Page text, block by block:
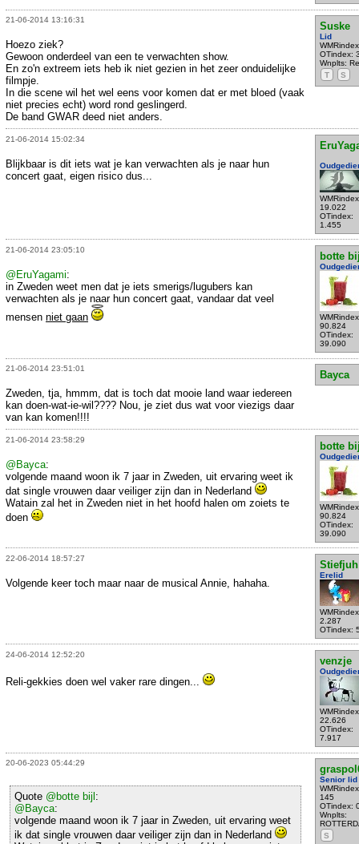
21-06-2014 13:16:31
Suske
Lid
OTindex:
Wnplts:
T
S
Hoezo ziek?
Gewoon onderdeel van een te verwachten show.
En zo'n extreem iets heb ik niet gezien in het zeer onduidelijke
filmpje.
In die scene wil het wel eens voor komen dat er met bloed (vaak
niet precies echt) word rond geslingerd.
De band GWAR deed niet anders.
21-06-2014 15:02:34
19.022
OTindex:
1.455
Blijkbaar is dit iets wat je kan verwachten als je naar hun
concert gaat, eigen risico dus...
21-06-2014 23:05:10
botte
90.824
OTindex:
39.090
@EruYagami:
in Zweden weet men dat je iets smerigs/lugubers kan
verwachten als je naar hun concert gaat, vandaar dat veel
mensen niet gaan
21-06-2014 23:51:01
Bayca
Zweden, tja, hmmm, dat is toch dat mooie land waar iedereen
kan doen-wat-ie-wil???? Nou, je ziet dus wat voor viezigs daar
van kan komen!!!!
21-06-2014 23:58:29
botte
90.824
OTindex:
39.090
@Bayca:
volgende maand woon ik 7 jaar in Zweden, uit ervaring weet ik
dat single vrouwen daar veiliger zijn dan in Nederland
Watain zal het in Zweden niet in het hoofd halen om zoiets te
doen
22-06-2014 18:57:27
Stiefjuh
Erelid
2.287
OTindex:
Volgende keer toch maar naar de musical Annie, hahaha.
24-06-2014 12:52:20
venzje
22.626
OTindex:
7.917
Reli-gekkies doen wel vaker rare dingen...
20-06-2023 05:44:29
Senior lid
145
OTindex:
Wnplts:
S
Quote @botte bijl :
@Bayca:
volgende maand woon ik 7 jaar in Zweden, uit ervaring weet
ik dat single vrouwen daar veiliger zijn dan in Nederland